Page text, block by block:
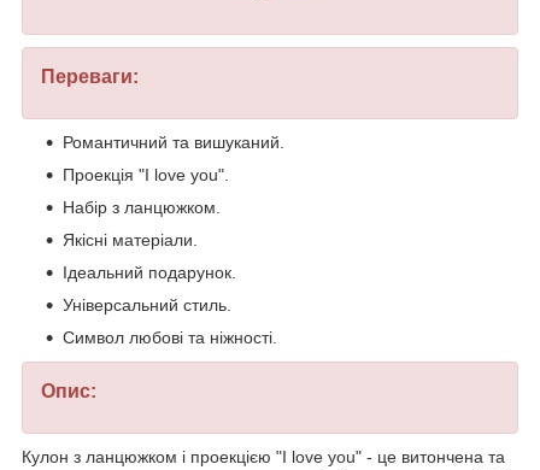
Переваги:
Романтичний та вишуканий.
Проекція "I love you".
Набір з ланцюжком.
Якісні матеріали.
Ідеальний подарунок.
Універсальний стиль.
Символ любові та ніжності.
Опис:
Кулон з ланцюжком і проекцією "I love you" - це витончена та